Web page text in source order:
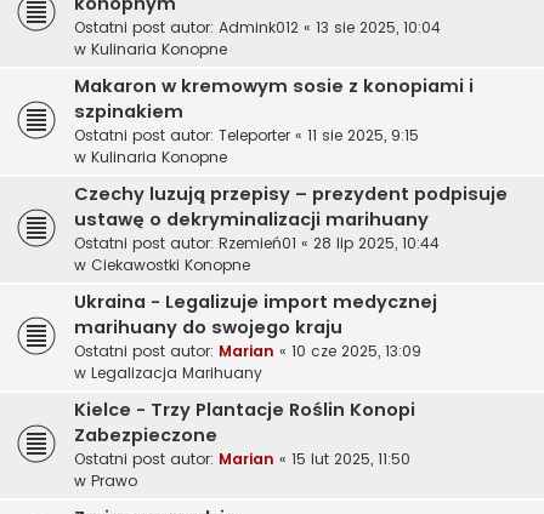
Ostatni post autor: Admink012 « 13 sie 2025, 10:04
w Kulinaria Konopne
Makaron w kremowym sosie z konopiami i
szpinakiem
Ostatni post autor: Teleporter « 11 sie 2025, 9:15
w Kulinaria Konopne
Czechy luzują przepisy – prezydent podpisuje
ustawę o dekryminalizacji marihuany
Ostatni post autor: Rzemień01 « 28 lip 2025, 10:44
w Ciekawostki Konopne
Ukraina - Legalizuje import medycznej
marihuany do swojego kraju
Ostatni post autor: Marian « 10 cze 2025, 13:09
w Legalizacja Marihuany
Kielce - Trzy Plantacje Roślin Konopi
Zabezpieczone
Ostatni post autor: Marian « 15 lut 2025, 11:50
w Prawo